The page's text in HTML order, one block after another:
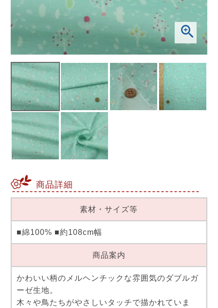
商品詳細
素材・サイズ等
■綿100% ■約108cm幅
商品案内
かわいい柄のメルヘンチックな雰囲気のダブルガ
ーゼ生地。
木々や鳥たちがやさしいタッチで描かれていま